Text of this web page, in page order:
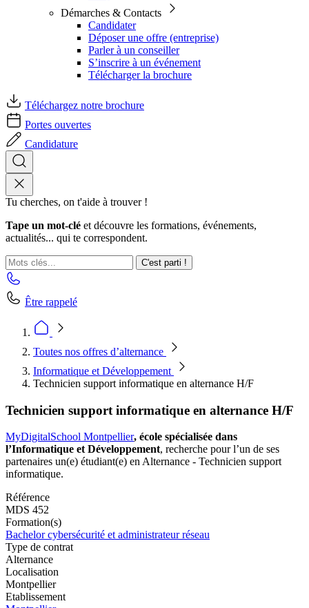
Démarches & Contacts
Candidater
Déposer une offre (entreprise)
Parler à un conseiller
S’inscrire à un événement
Télécharger la brochure
Téléchargez notre brochure
Portes ouvertes
Candidature
Tu cherches, on t'aide à trouver !
Tape un mot-clé et découvre les formations, événements,
actualités... qui te correspondent.
C'est parti !
Être rappelé
Toutes nos offres d’alternance
Informatique et Développement
Technicien support informatique en alternance H/F
Technicien support informatique en alternance H/F
MyDigitalSchool Montpellier, école spécialisée dans
l’Informatique et Développement, recherche pour l’un de ses
partenaires un(e) étudiant(e) en Alternance - Technicien support
informatique.
Référence
MDS 452
Formation(s)
Bachelor cybersécurité et administrateur réseau
Type de contrat
Alternance
Localisation
Montpellier
Etablissement